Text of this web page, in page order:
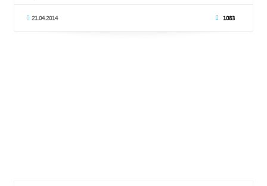
21.04.2014 1083